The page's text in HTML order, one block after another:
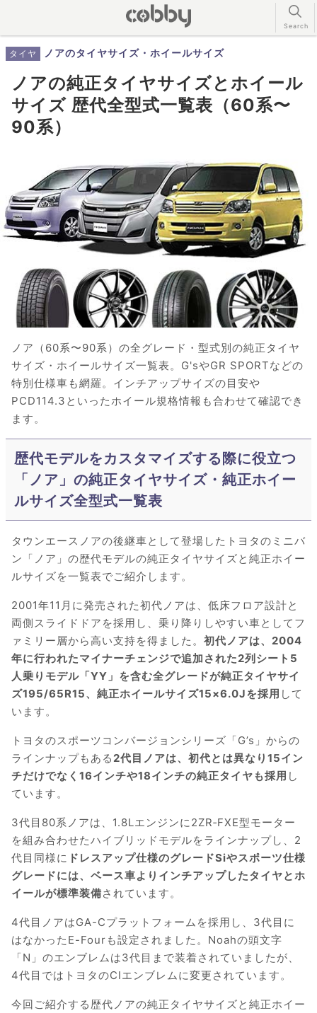
タイヤ ノアのタイヤサイズ・ホイールサイズ
ノアの純正タイヤサイズとホイール
サイズ 歴代全型式一覧表（60系〜
90系）
ノア（60系〜90系）の全グレード・型式別の純正タイヤ
サイズ・ホイールサイズ一覧表。G'sやGR SPORTなどの
特別仕様車も網羅。インチアップサイズの目安や
PCD114.3といったホイール規格情報も合わせて確認でき
ます。
歴代モデルをカスタマイズする際に役立つ
「ノア」の純正タイヤサイズ・純正ホイー
ルサイズ全型式一覧表
タウンエースノアの後継車として登場したトヨタのミニバ
ン「ノア」の歴代モデルの純正タイヤサイズと純正ホイー
ルサイズを一覧表でご紹介します。
2001年11月に発売された初代ノアは、低床フロア設計と
両側スライドドアを採用し、乗り降りしやすい車としてフ
ァミリー層から高い支持を得ました。 初代ノアは、2004
年に行われたマイナーチェンジで追加された2列シート5
人乗りモデル「YY」を含む全グレードが純正タイヤサイ
ズ195/65R15、純正ホイールサイズ15×6.0Jを採用 して
います。
トヨタのスポーツコンバージョンシリーズ「G’s」からの
ラインナップもある 2代目ノアは、初代とは異なり15イン
チだけでなく16インチや18インチの純正タイヤも採用 し
ています。
3代目80系ノアは、1.8Lエンジンに2ZR‐FXE型モーター
を組み合わせたハイブリッドモデルをラインナップし、2
代目同様に ドレスアップ仕様のグレードSiやスポーツ仕様
グレードには、ベース車よりインチアップしたタイヤとホ
イールが標準装備されています。
4代目ノアはGA-Cプラットフォームを採用し、3代目に
はなかったE-Fourも設定されました。Noahの頭文字
「N」のエンブレムは3代目まで装着されていましたが、
4代目ではトヨタのCIエンブレムに変更されています。
今回ご紹介する歴代ノアの純正タイヤサイズと純正ホイー